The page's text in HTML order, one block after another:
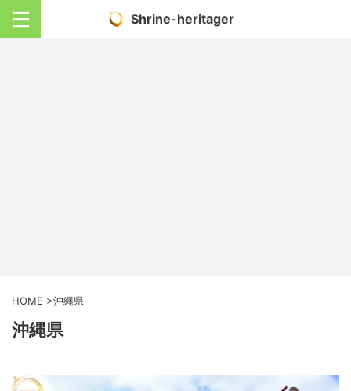
Shrine-heritager
HOME >沖縄県
沖縄県